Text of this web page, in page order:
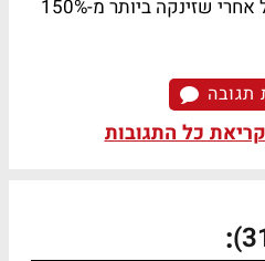
בשווי של 4.3 מיליארד שקל אחרי שזינקה ביותר מ-150%
תגובה
כל התגובות
: